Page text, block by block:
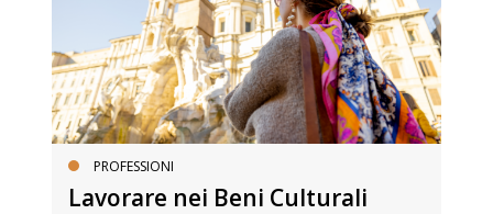
PROFESSIONI
Lavorare nei Beni Culturali